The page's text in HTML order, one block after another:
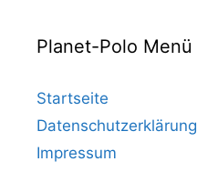
Planet-Polo Menü
Startseite
Datenschutzerklärung
Impressum